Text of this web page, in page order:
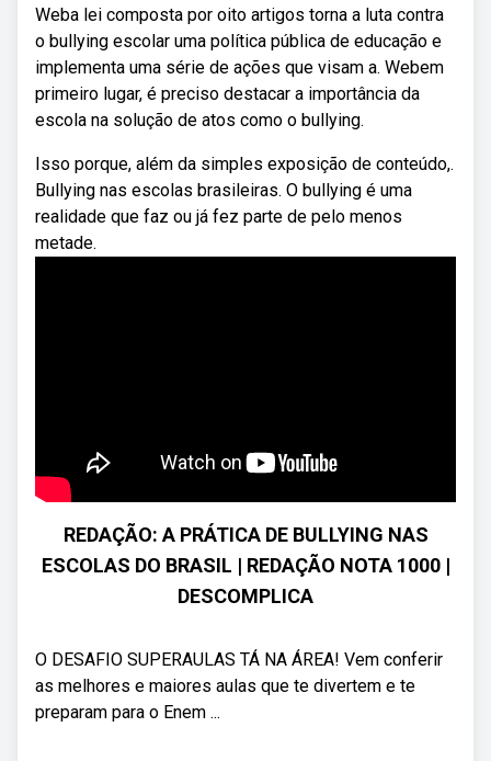
Weba lei composta por oito artigos torna a luta contra
o bullying escolar uma política pública de educação e
implementa uma série de ações que visam a. Webem
primeiro lugar, é preciso destacar a importância da
escola na solução de atos como o bullying.
Isso porque, além da simples exposição de conteúdo,.
Bullying nas escolas brasileiras. O bullying é uma
realidade que faz ou já fez parte de pelo menos
metade.
REDAÇÃO: A PRÁTICA DE BULLYING NAS
ESCOLAS DO BRASIL | REDAÇÃO NOTA 1000 |
DESCOMPLICA
O DESAFIO SUPERAULAS TÁ NA ÁREA! Vem conferir
as melhores e maiores aulas que te divertem e te
preparam para o Enem ...